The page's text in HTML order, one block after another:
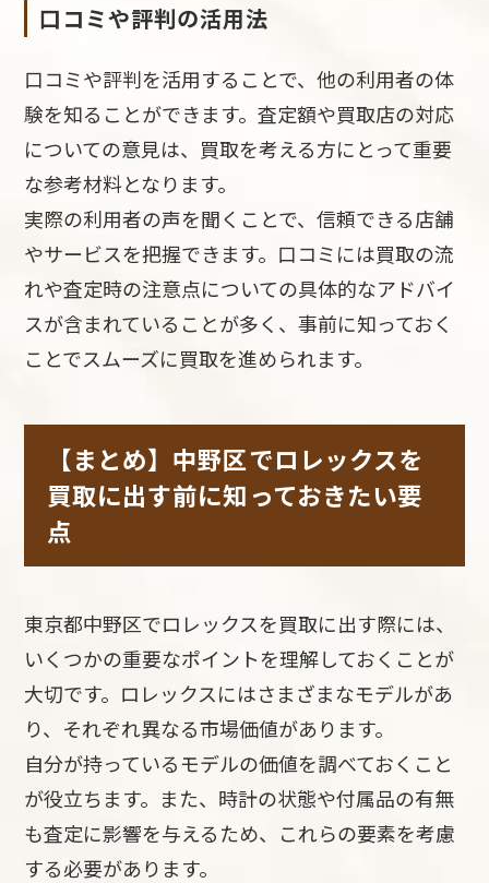
口コミや評判の活用法
口コミや評判を活用することで、他の利用者の体
験を知ることができます。査定額や買取店の対応
についての意見は、買取を考える方にとって重要
な参考材料となります。
実際の利用者の声を聞くことで、信頼できる店舗
やサービスを把握できます。口コミには買取の流
れや査定時の注意点についての具体的なアドバイ
スが含まれていることが多く、事前に知っておく
ことでスムーズに買取を進められます。
【まとめ】中野区でロレックスを
買取に出す前に知っておきたい要
点
東京都中野区でロレックスを買取に出す際には、
いくつかの重要なポイントを理解しておくことが
大切です。ロレックスにはさまざまなモデルがあ
り、それぞれ異なる市場価値があります。
自分が持っているモデルの価値を調べておくこと
が役立ちます。また、時計の状態や付属品の有無
も査定に影響を与えるため、これらの要素を考慮
する必要があります。